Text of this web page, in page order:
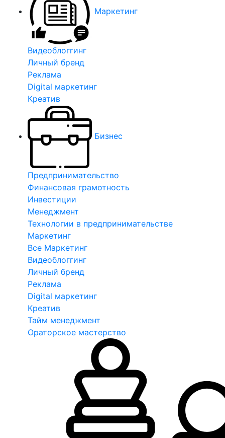
Маркетинг
Видеоблоггинг
Личный бренд
Реклама
Digital маркетинг
Креатив
Бизнес
Предпринимательство
Финансовая грамотность
Инвестиции
Менеджмент
Технологии в предпринимательстве
Маркетинг
Все Маркетинг
Видеоблоггинг
Личный бренд
Реклама
Digital маркетинг
Креатив
Тайм менеджмент
Ораторское мастерство